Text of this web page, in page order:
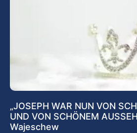
„JOSEPH WAR NUN VON
UND VON SCHÖNEM
Wajeschew